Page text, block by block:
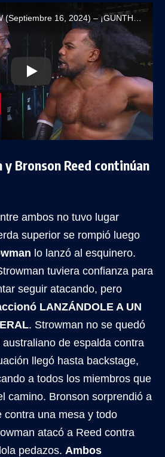
Bronson Reed continúan
ambos no tuvo lugar
superior se rompió luego
lo lanzó al esquinero.
tuviera confianza para
seguir atacando, pero
LANZÁNDOLE A UN
. Strowman no se quedó
de espalda contra
llegó hasta backstage,
a todos los miembros que
camino. Bronson sorprendió a
contra una mesa y todo
atacó a Reed contra
pedazos. Ambos